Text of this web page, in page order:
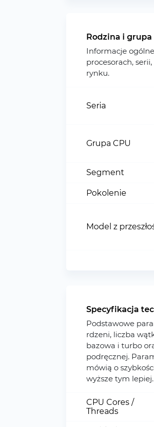
Rodzina i grupa
Informacje
procesorach,
rynku.
Seria
Grupa CPU
Segment
Pokolenie
Model z
Specyfikacja
Podstawowe
rdzeni, liczba
bazowa i turbo
podręcznej.
mówią o
wyższe tym lepiej.
CPU Cores /
Threads